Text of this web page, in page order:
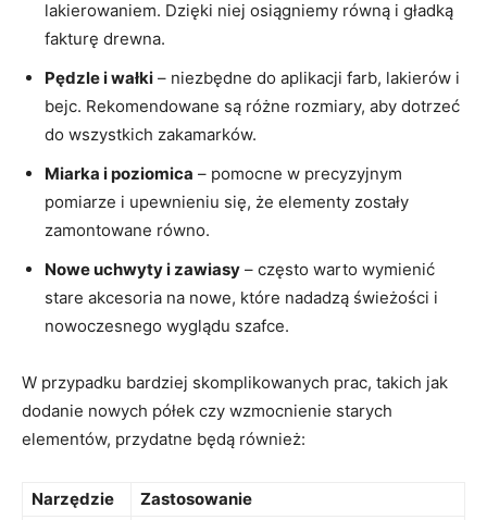
lakierowaniem. Dzięki niej osiągniemy równą i gładką
fakturę drewna.
Pędzle i wałki – niezbędne do aplikacji farb, lakierów i
bejc. Rekomendowane są różne rozmiary, aby dotrzeć
do wszystkich zakamarków.
Miarka i poziomica – pomocne w precyzyjnym
pomiarze i upewnieniu się, że elementy zostały
zamontowane równo.
Nowe uchwyty i zawiasy – często warto wymienić
stare akcesoria na nowe, które nadadzą świeżości i
nowoczesnego wyglądu szafce.
W przypadku bardziej skomplikowanych prac, takich jak
dodanie nowych półek czy wzmocnienie starych
elementów, przydatne będą również:
Narzędzie Zastosowanie